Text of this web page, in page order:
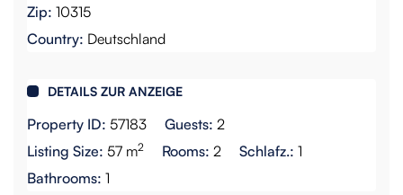
Zip: 10315
Country: Deutschland
DETAILS ZUR ANZEIGE
Guests:2
Listing Size: 57 m2 Rooms: 2 Schlafz.: 1
Bathrooms: 1
Property ID: 57183